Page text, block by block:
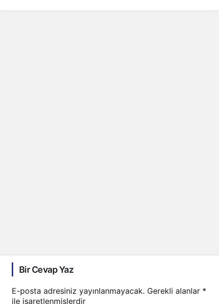
Bir Cevap Yaz
E-posta adresiniz yayınlanmayacak. Gerekli alanlar *
ile işaretlenmişlerdir